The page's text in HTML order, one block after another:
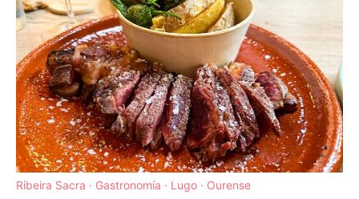
Ribeira Sacra · Gastronomía · Lugo · Ourense